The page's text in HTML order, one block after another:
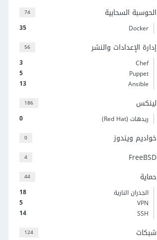
74 الحوسبة السحابية
35 Docker
56 إدارة الإعدادات والنشر
3
Chef
5
Puppet
13
Ansible
186 لينكس
0 ريدهات (Red Hat)
0 خواديم ويندوز
4 FreeBSD
44 حماية
18
الجدران النارية
5
VPN
14
SSH
124 شبكات